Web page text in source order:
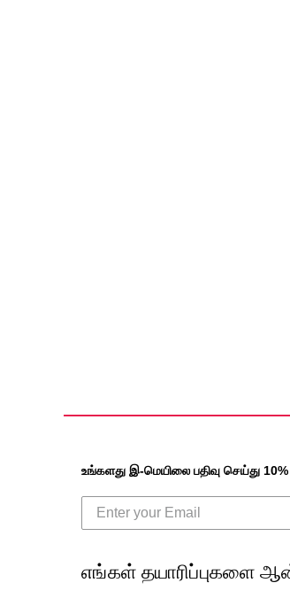
உங்களது இ-மெயிலை பதிவு செய்து
எங்கள் தயாரிப்புகளை